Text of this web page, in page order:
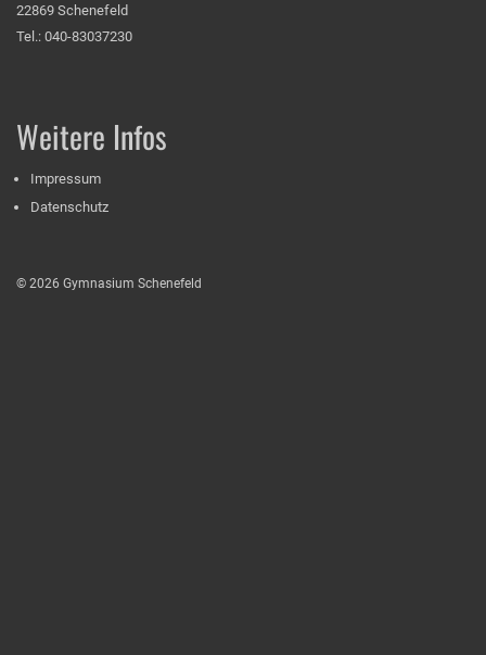
22869 Schenefeld
Tel.: 040-83037230
Weitere Infos
Impressum
Datenschutz
© 2026 Gymnasium Schenefeld